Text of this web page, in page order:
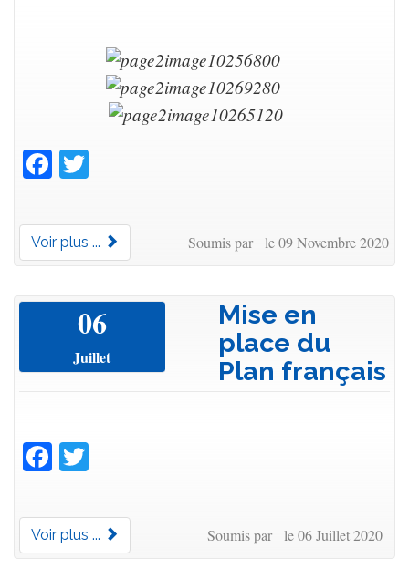
Facebook
Voir plus ... Soumis par le 09 Novembre 2020
06
Juillet
Mise en
place du
Plan français
Facebook
Voir plus ... Soumis par le 06 Juillet 2020